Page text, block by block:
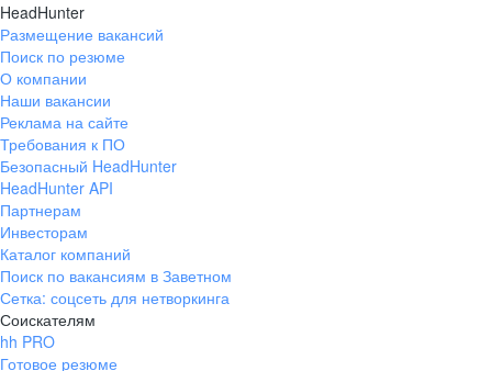
HeadHunter
Размещение вакансий
Поиск по резюме
О компании
Наши вакансии
Реклама на сайте
Требования к ПО
Безопасный HeadHunter
HeadHunter API
Партнерам
Инвесторам
Каталог компаний
Поиск по вакансиям в Заветном
Сетка: соцсеть для нетворкинга
Соискателям
hh PRO
Готовое резюме